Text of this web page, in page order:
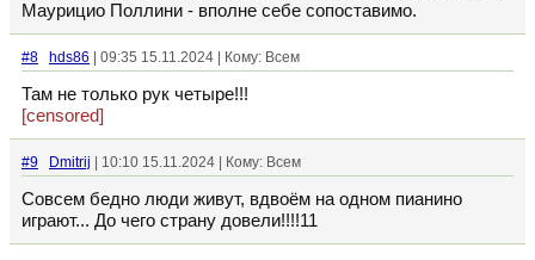
Маурицио Поллини - вполне себе сопоставимо.
#8 hds86 | 09:35 15.11.2024 | Кому: Всем
Там не только рук четыре!!!
[censored]
#9 Dmitrij | 10:10 15.11.2024 | Кому: Всем
Совсем бедно люди живут, вдвоём на одном пианино
играют... До чего страну довели!!!!11